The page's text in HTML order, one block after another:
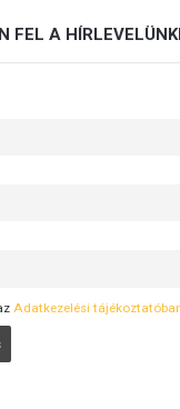
FEL A
Adatkezelési